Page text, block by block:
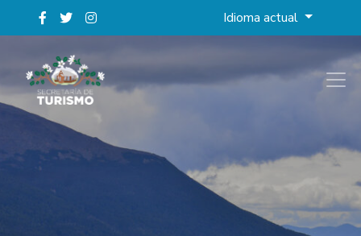
Idioma actual